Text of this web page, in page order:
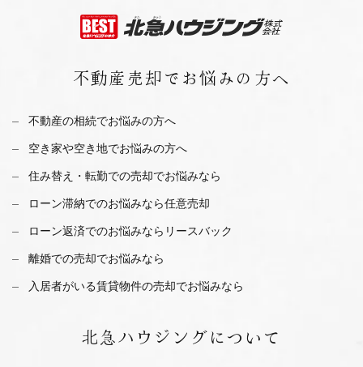
不動産売却で お悩みの方へ
不動産の相続でお悩みの方へ
空き家や空き地でお悩みの方へ
住み替え・転勤での売却でお悩みなら
ローン滞納でのお悩みなら任意売却
ローン返済でのお悩みならリースバック
離婚での売却でお悩みなら
入居者がいる賃貸物件の売却でお悩みなら
北急ハウジングについて